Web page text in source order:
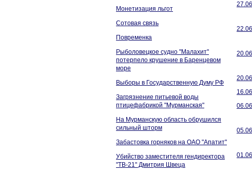
Монетизация льгот
Сотовая связь
Повременка
Рыболовецкое судно "Малахит"
потерпело крушение в Баренцевом
море
Выборы в Государственную Думу РФ
Загрязнение питьевой воды
птицефабрикой "Мурманская"
На Мурманскую область обрушился
сильный шторм
Забастовка горняков на ОАО "Апатит"
Убийство заместителя гендиректора
"ТВ-21" Дмитрия Швеца